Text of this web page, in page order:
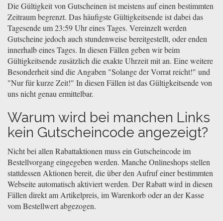
Die Gültigkeit von Gutscheinen ist meistens auf einen bestimmten
Zeitraum begrenzt. Das häufigste Gültigkeitsende ist dabei das
Tagesende um 23:59 Uhr eines Tages. Vereinzelt werden
Gutscheine jedoch auch stundenweise bereitgestellt, oder enden
innerhalb eines Tages. In diesen Fällen geben wir beim
Gültigkeitsende zusätzlich die exakte Uhrzeit mit an. Eine weitere
Besonderheit sind die Angaben "Solange der Vorrat reicht!" und
"Nur für kurze Zeit!" In diesen Fällen ist das Gültigkeitsende von
uns nicht genau ermittelbar.
Warum wird bei manchen Links
kein Gutscheincode angezeigt?
Nicht bei allen Rabattaktionen muss ein Gutscheincode im
Bestellvorgang eingegeben werden. Manche Onlineshops stellen
stattdessen Aktionen bereit, die über den Aufruf einer bestimmten
Webseite automatisch aktiviert werden. Der Rabatt wird in diesen
Fällen direkt am Artikelpreis, im Warenkorb oder an der Kasse
vom Bestellwert abgezogen.